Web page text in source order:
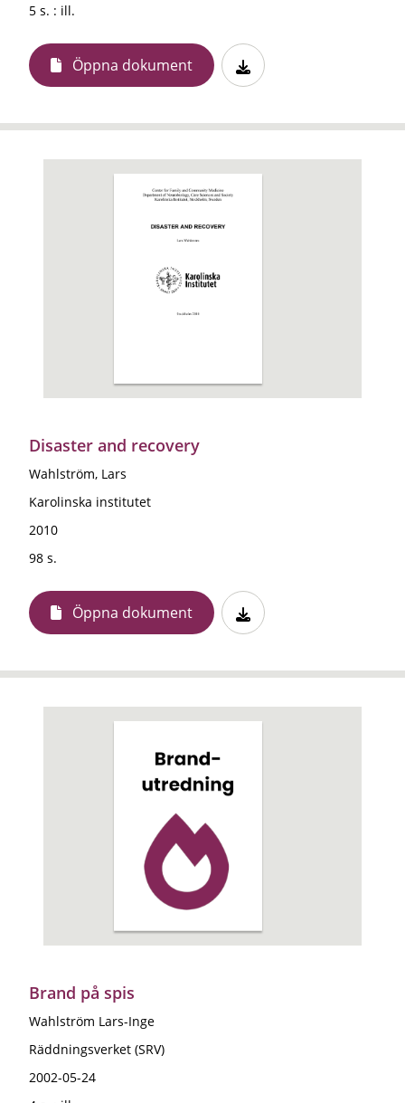
5 s. : ill.
Öppna dokument
Disaster and recovery
Wahlström, Lars
Karolinska institutet
2010
98 s.
Öppna dokument
Brand på spis
Wahlström Lars-Inge
Räddningsverket (SRV)
2002-05-24